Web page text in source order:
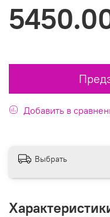
Добавить в
Выбрать